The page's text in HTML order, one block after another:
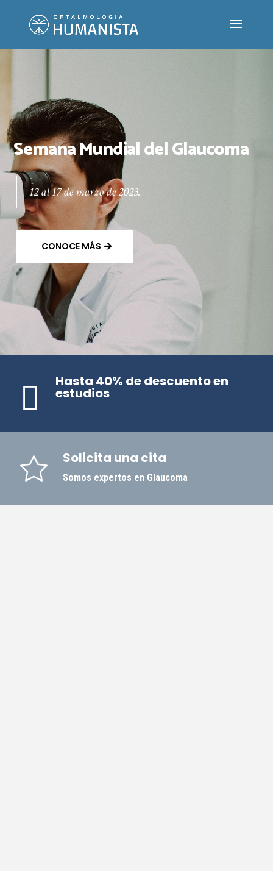
Semana Mundial del Glaucoma
12 al 17 de marzo de 2023.
CONOCE MÁS
 Hasta 40% de descuento en
estudios
Solicita una cita
Somos expertos en Glaucoma